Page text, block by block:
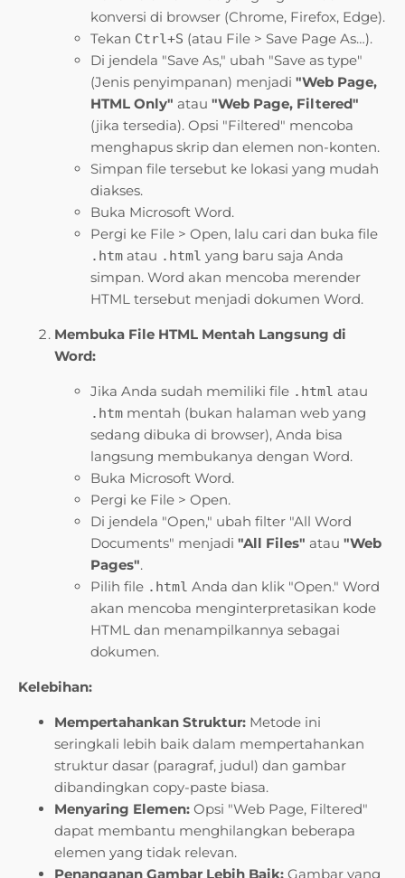
konversi di browser (Chrome, Firefox, Edge).
Tekan Ctrl+S (atau File > Save Page As…).
Di jendela "Save As," ubah "Save as type"
(Jenis penyimpanan) menjadi "Web Page,
HTML Only" atau "Web Page, Filtered"
(jika tersedia). Opsi "Filtered" mencoba
menghapus skrip dan elemen non-konten.
Simpan file tersebut ke lokasi yang mudah
diakses.
Buka Microsoft Word.
Pergi ke File > Open, lalu cari dan buka file
.htm atau .html yang baru saja Anda
simpan. Word akan mencoba merender
HTML tersebut menjadi dokumen Word.
Membuka File HTML Mentah Langsung di
Word:
Jika Anda sudah memiliki file .html atau
.htm mentah (bukan halaman web yang
sedang dibuka di browser), Anda bisa
langsung membukanya dengan Word.
Buka Microsoft Word.
Pergi ke File > Open.
Di jendela "Open," ubah filter "All Word
Documents" menjadi "All Files" atau "Web
Pages".
Pilih file .html Anda dan klik "Open." Word
akan mencoba menginterpretasikan kode
HTML dan menampilkannya sebagai
dokumen.
Kelebihan:
Mempertahankan Struktur: Metode ini
seringkali lebih baik dalam mempertahankan
struktur dasar (paragraf, judul) dan gambar
dibandingkan copy-paste biasa.
Menyaring Elemen: Opsi "Web Page, Filtered"
dapat membantu menghilangkan beberapa
elemen yang tidak relevan.
Penanganan Gambar Lebih Baik: Gambar yang